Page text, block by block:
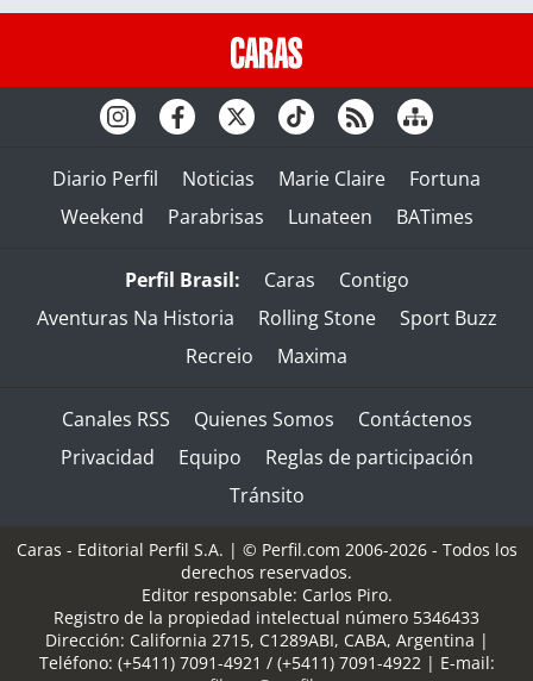
Diario Perfil Noticias Marie Claire
Fortuna
Weekend
Parabrisas Lunateen BATimes
Perfil Brasil: Caras
Contigo
Aventuras Na Historia
Rolling Stone
Sport Buzz
Recreio
Maxima
Canales RSS Quienes Somos
Contáctenos
Privacidad
Equipo
Reglas de participación
Tránsito
Caras - Editorial Perfil S.A. | © Perfil.com 2006-2026 - Todos los
derechos reservados.
Editor responsable: Carlos Piro.
Registro de la propiedad intelectual número 5346433
Dirección: California 2715, C1289ABI, CABA, Argentina |
Teléfono: (+5411) 7091-4921 / (+5411) 7091-4922| E-mail: